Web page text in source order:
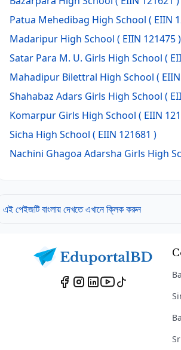
Patua Mehedibag High School ( EIIN
Madaripur High School ( EIIN 121475 )
Satar Para M. U. Girls High School (
Mahadipur Bilettral High School (
Shahabaz Adars Girls High School (
Komarpur Girls High School ( EIIN
Sicha High School ( EIIN 121681 )
Nachini Ghagoa Adarsha Girls High
এই পেইজটি বাংলায় দেখতে এখানে ক্লিক করুন